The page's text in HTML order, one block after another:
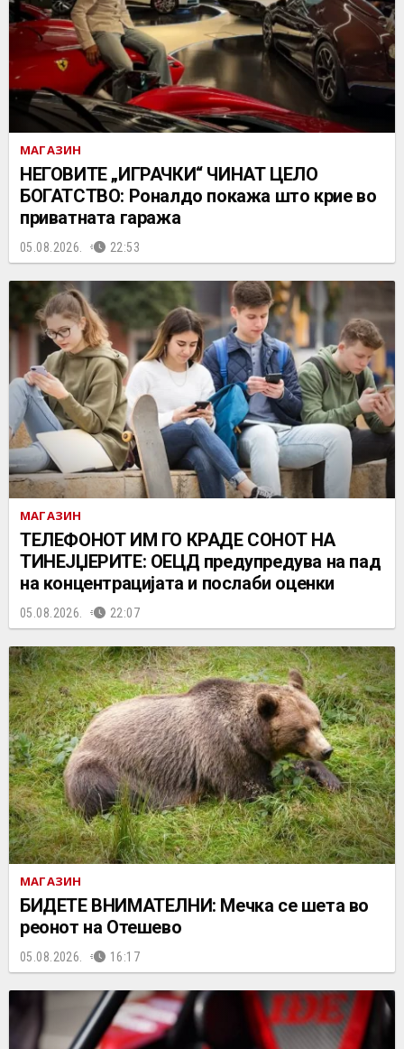
МАГАЗИН
НЕГОВИТЕ „ИГРАЧКИ“ ЧИНАТ ЦЕЛО
БОГАТСТВО: Роналдо покажа што крие во
приватната гаража
05.08.2026. 22:53
МАГАЗИН
ТЕЛЕФОНОТ ИМ ГО КРАДЕ СОНОТ НА
ТИНЕЈЏЕРИТЕ: ОЕЦД предупредува на пад
на концентрацијата и послаби оценки
05.08.2026. 22:07
МАГАЗИН
БИДЕТЕ ВНИМАТЕЛНИ: Мечка се шета во
реонот на Отешево
05.08.2026. 16:17